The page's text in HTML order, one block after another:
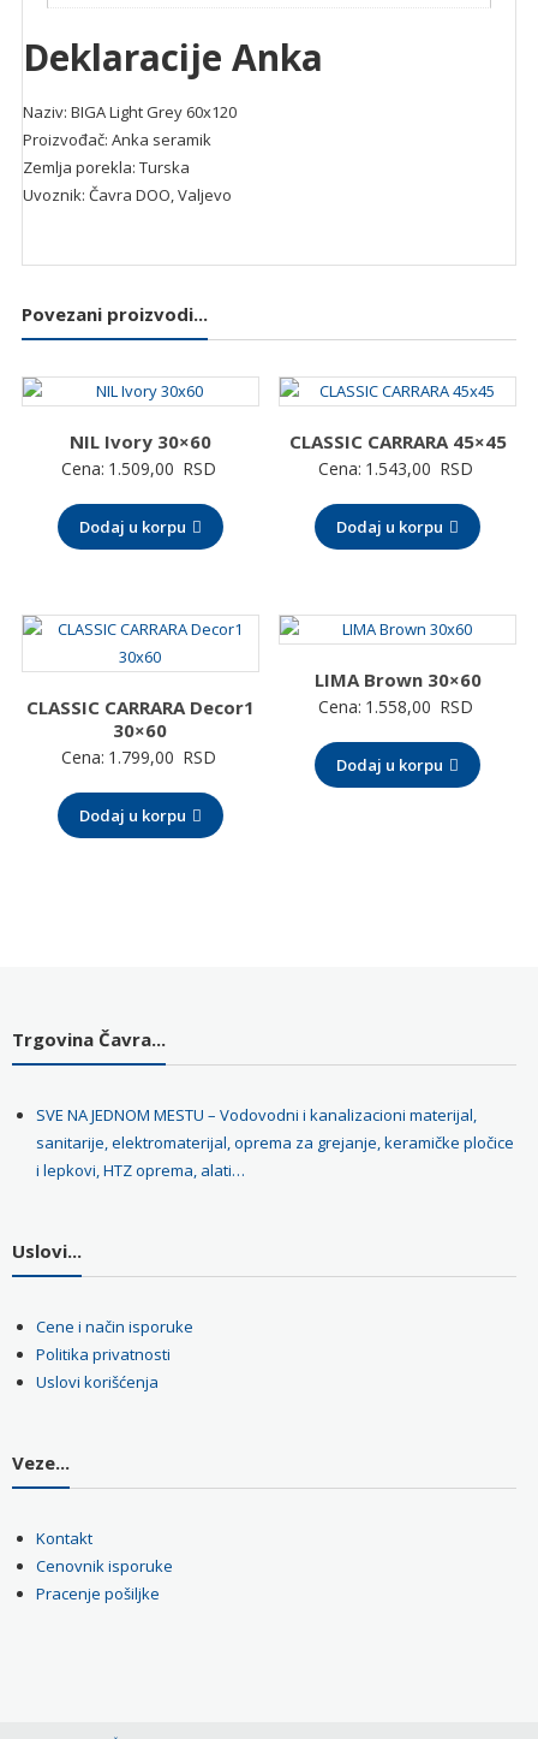
Deklaracije Anka
Naziv: BIGA Light Grey 60x120
Proizvođač: Anka seramik
Zemlja porekla: Turska
Uvoznik: Čavra DOO, Valjevo
Povezani proizvodi...
NIL Ivory 30×60
Cena: 1.509,00 RSD
Dodaj u korpu
CLASSIC CARRARA 45×45
Cena: 1.543,00 RSD
Dodaj u korpu
CLASSIC CARRARA Decor1
30×60
Cena: 1.799,00 RSD
Dodaj u korpu
LIMA Brown 30×60
Cena: 1.558,00 RSD
Dodaj u korpu
Trgovina Čavra...
SVE NA JEDNOM MESTU – Vodovodni i kanalizacioni materijal,
sanitarije, elektromaterijal, oprema za grejanje, keramičke pločice
i lepkovi, HTZ oprema, alati…
Uslovi...
Cene i način isporuke
Politika privatnosti
Uslovi korišćenja
Veze...
Kontakt
Cenovnik isporuke
Pracenje pošiljke